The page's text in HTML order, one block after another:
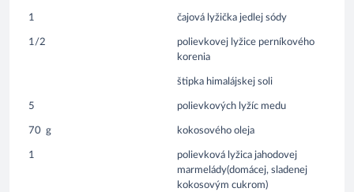
1 čajová lyžička jedlej sódy
1/2
polievkovej lyžice perníkového
korenia
štipka himalájskej soli
5 polievkových lyžíc medu
70 g kokosového oleja
1
polievková lyžica jahodovej
marmelády(domácej, sladenej
kokosovým cukrom)